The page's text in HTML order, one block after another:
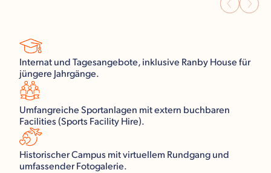
Internat und Tagesangebote, inklusive Ranby House für
jüngere Jahrgänge.
Umfangreiche Sportanlagen mit extern buchbaren
Facilities (Sports Facility Hire).
Historischer Campus mit virtuellem Rundgang und
umfassender Fotogalerie.